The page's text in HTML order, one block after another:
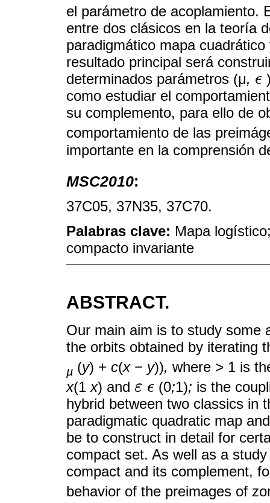
el parámetro de acoplamiento.
entre dos clásicos en la teoría
paradigmático mapa
resultado principal será
determinados parámetros (μ, ϵ
ϵ
como estudiar el
su complemento, para ello de
comportamiento de las
importante en la comprensión
MSC2010:
37C05, 37N35, 37C70.
Palabras clave: Mapa
compacto invariante
ABSTRACT.
Our main aim is to study some
the orbits obtained by iterating
µ (y) + c(x− y)), where > 1 is
x(1 x) and ε ϵ
ε ϵ (0;1); is the
hybrid between two classics in
paradigmatic quadratic map
be to construct in detail for
compact set. As well as a
compact and its complement,
behavior of the preimages of